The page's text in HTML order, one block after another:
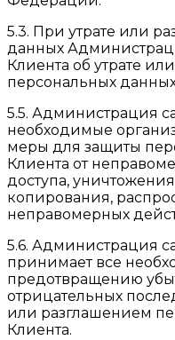
5.3. При утрате или
данных
Клиента об утрате
персональных
5.5. Администрация
необходимые
меры для защиты
Клиента от
доступа,
копирования,
неправомерных
5.6. Администрация
принимает все
предотвращению
отрицательных
или разглашением
Клиента.